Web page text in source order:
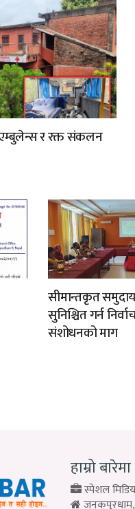
र रक्त संकलन
सीमान्तकृत
सुनिश्चित गर्न
संशोधनको माग
हाम्रो बारेमा
स्पेशल